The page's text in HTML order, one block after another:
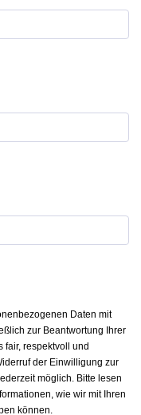
Daten mit
zur Beantwortung Ihrer
fair, respektvoll und
der Einwilligung zur
möglich. Bitte lesen
wie wir mit Ihren
können.